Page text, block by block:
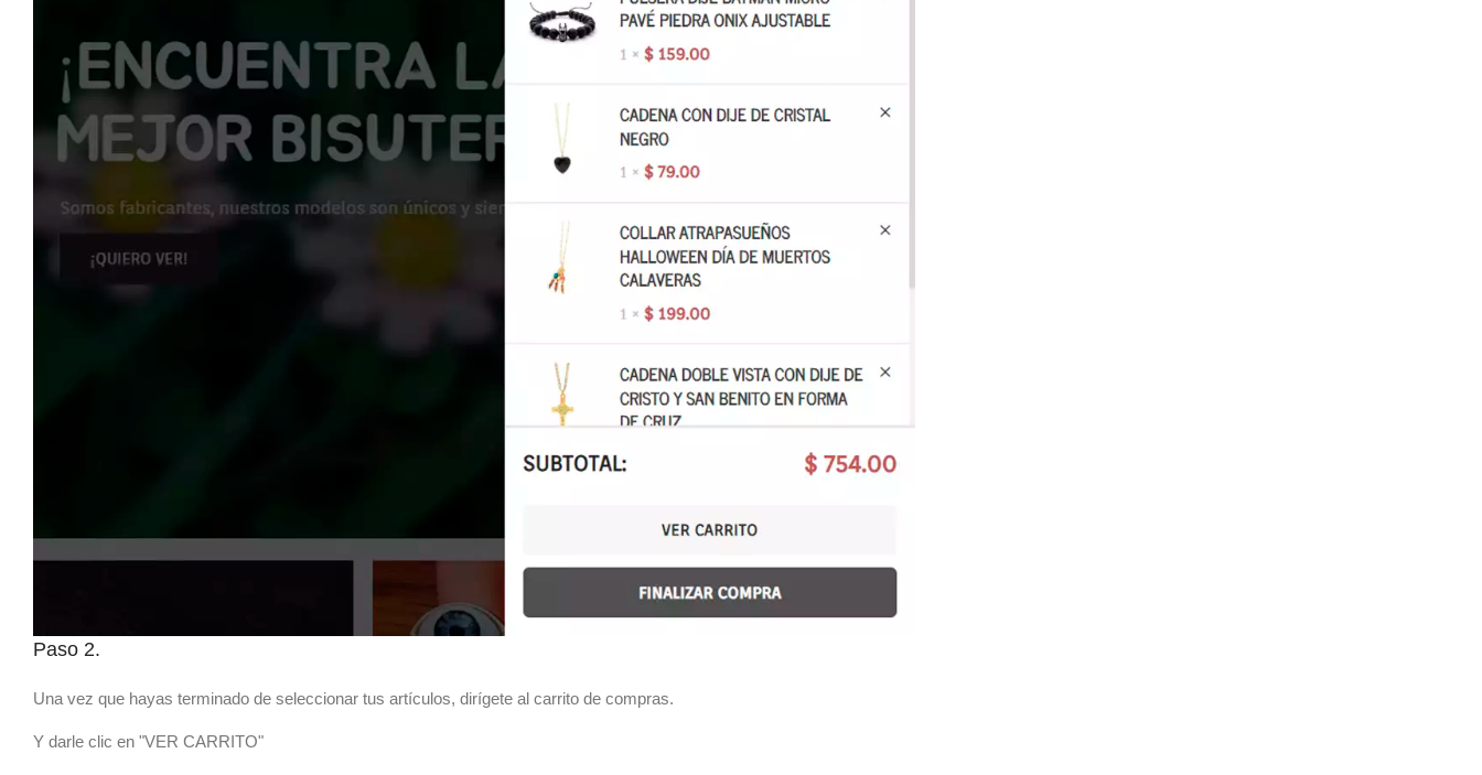
Paso 2.
Una vez que hayas terminado de seleccionar tus artículos, dirígete al carrito de compras.
Y darle clic en "VER CARRITO"